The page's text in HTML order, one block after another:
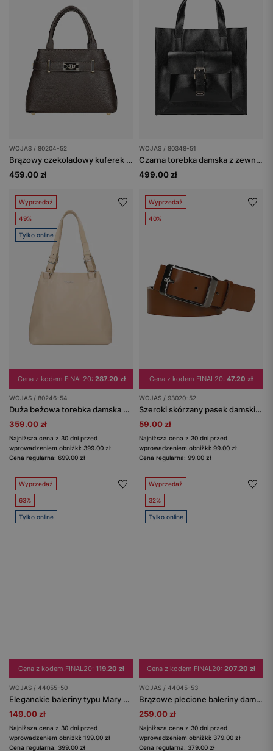
WOJAS / 80204-52
Brązowy czekoladowy kuferek ze skóry licowej
459.00 zł
WOJAS / 80348-51
Czarna torebka damska z zewnętrzną kieszenią
499.00 zł
Wyprzedaż
49%
Tylko online
Cena z kodem FINAL20: 287.20 zł
WOJAS / 80246-54
Duża beżowa torebka damska ze skóry licowej
359.00 zł
Najniższa cena z 30 dni przed
wprowadzeniem obniżki: 399.00 zł
Cena regularna: 699.00 zł
Wyprzedaż
40%
Cena z kodem FINAL20: 47.20 zł
WOJAS / 93020-52
Szeroki skórzany pasek damski brązowy
59.00 zł
Najniższa cena z 30 dni przed
wprowadzeniem obniżki: 99.00 zł
Cena regularna: 99.00 zł
Wyprzedaż
63%
Tylko online
Cena z kodem FINAL20: 119.20 zł
WOJAS / 44055-50
Eleganckie baleriny typu Mary Jane z motywem skóry węża
149.00 zł
Najniższa cena z 30 dni przed
wprowadzeniem obniżki: 199.00 zł
Cena regularna: 399.00 zł
Wyprzedaż
32%
Tylko online
Cena z kodem FINAL20: 207.20 zł
WOJAS / 44045-53
Brązowe plecione baleriny damskie skórzane
259.00 zł
Najniższa cena z 30 dni przed
wprowadzeniem obniżki: 379.00 zł
Cena regularna: 379.00 zł